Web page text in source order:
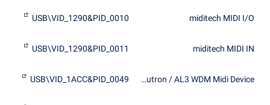
miditech MIDI I/O
USB\VID_1290&PID_0010
miditech MIDI IN
USB\VID_1290&PID_0011
Neutron / AL3 WDM Midi Device
USB\VID_1ACC&PID_0049